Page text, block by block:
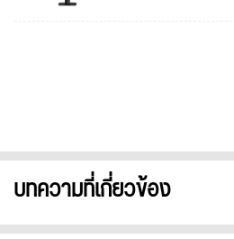
บทความที่เกี่ยวข้อง